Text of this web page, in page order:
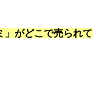
がどこで売られ